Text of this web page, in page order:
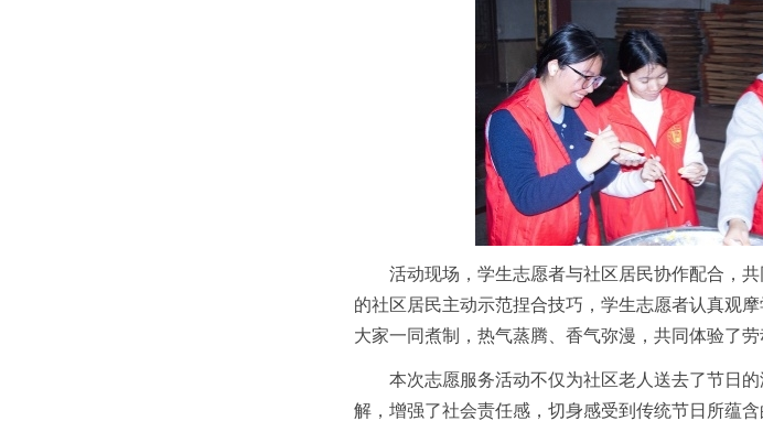
活动现场，学生志愿者与社区居民协作配合，
的社区居民主动示范捏合技巧，学生志愿者认真观
大家一同煮制，热气蒸腾、香气弥漫，共同体验了劳
本次志愿服务活动不仅为社区老人送去了节日
解，增强了社会责任感，切身感受到传统节日所蕴